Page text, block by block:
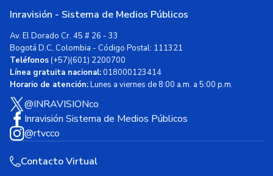
Inravisión - Sistema de Medios Públicos
Av. El Dorado Cr. 45 # 26 - 33
Bogotá D.C, Colombia - Código Postal: 111321
Teléfonos(+57)(601) 2200700
Línea gratuita nacional:018000123414
Horario de atención:Lunes a viernes de 8:00 a.m. a 5:00 p.m.
@INRAVISIONco
Inravisión Sistema de Medios Públicos
@rtvcco
Contacto Virtual